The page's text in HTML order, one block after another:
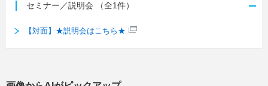
セミナー／説明会 （全1件）
【対面】★説明会はこちら★